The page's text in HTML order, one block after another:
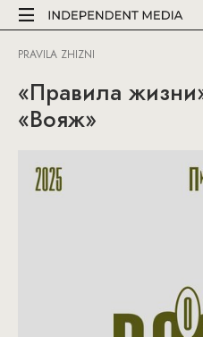
PRAVILA ZHIZNI
«Правила
«Вояж»